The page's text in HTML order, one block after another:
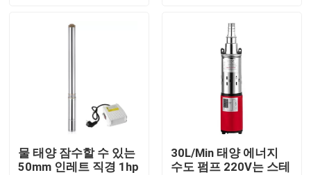
연못 외륜 폭기장치
수중생물 배양 외륜 폭기장치
물 태양 잠수할 수 있는
50mm 인레트 직경 1hp
30L/Min 태양 에너지
수도 펌프 220V는 스테